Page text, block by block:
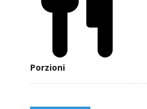
Porzioni